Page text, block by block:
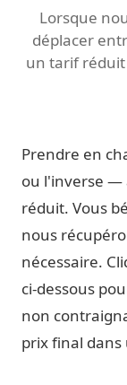
Lorsque
déplacer
un tarif réduit
Prendre en
ou l'inverse —
réduit. Vous
nous
nécessaire.
ci-dessous
non
prix final